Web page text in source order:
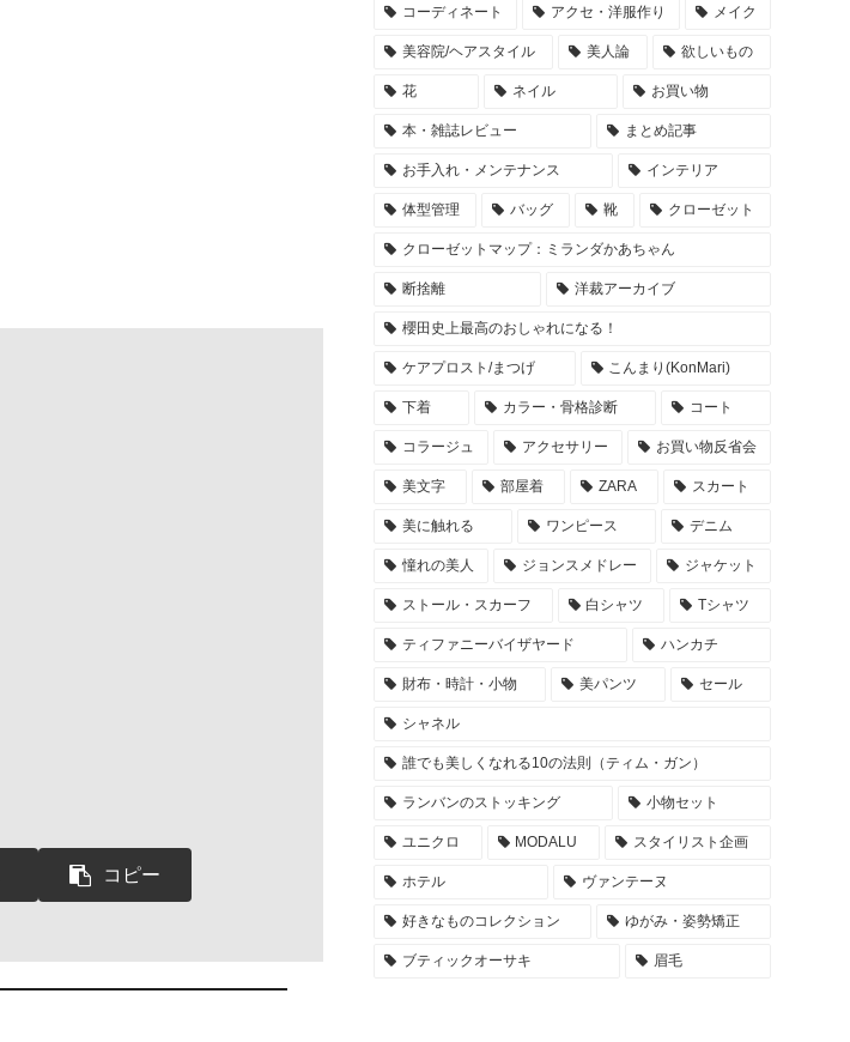
コピー
コーディネート アクセ・洋服作り メイク
美容院/ヘアスタイル 美人論 欲しいもの
花 ネイル お買い物
本・雑誌レビュー まとめ記事
お手入れ・メンテナンス インテリア
体型管理 バッグ 靴 クローゼット
クローゼットマップ：ミランダかあちゃん
断捨離 洋裁アーカイブ
櫻田史上最高のおしゃれになる！
ケアプロスト/まつげ こんまり(KonMari)
下着 カラー・骨格診断 コート
コラージュ アクセサリー お買い物反省会
美文字 部屋着 ZARA スカート
美に触れる ワンピース デニム
憧れの美人 ジョンスメドレー ジャケット
ストール・スカーフ 白シャツ Tシャツ
ティファニーバイザヤード ハンカチ
財布・時計・小物 美パンツ セール
シャネル
誰でも美しくなれる10の法則（ティム・ガン）
ランバンのストッキング 小物セット
ユニクロ MODALU スタイリスト企画
ホテル ヴァンテーヌ
好きなものコレクション ゆがみ・姿勢矯正
ブティックオーサキ 眉毛